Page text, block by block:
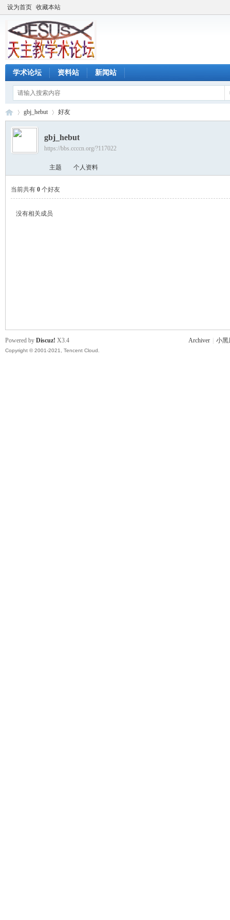
设为首页 收藏本站
学术论坛 资料站 新闻站
›
gbj_hebut 好友
gbj_hebut
https://bbs.ccccn.org/?117022
主题 个人资料
当前共有 0 个好友
没有相关成员
Archiver 小黑
Powered by Discuz! X3.4
Copyright © 2001-2021, Tencent Cloud.